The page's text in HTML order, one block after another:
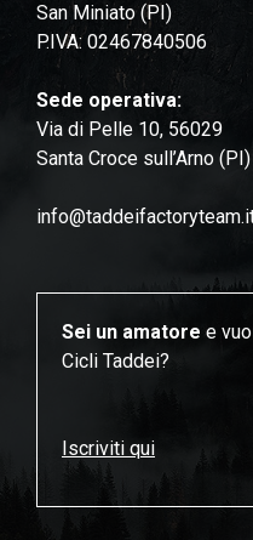
San Miniato (PI)
P.IVA: 02467840506
Sede operativa:
Via di Pelle 10, 56029
Santa Croce sull’Arno (PI)
Sei un amatore e
Cicli Taddei?
Iscriviti qui